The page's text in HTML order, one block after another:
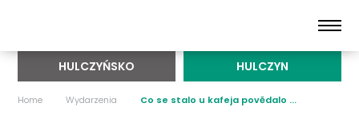
HULCZYŃSKO HULCZYN
Home Wydarzenia Co se stalo u kafeja povědalo ...